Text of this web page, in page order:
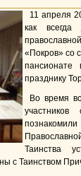
11 апреля
как всегда
«Покров» со
пансионате
празднику
Во время
Таинства
с Таинством